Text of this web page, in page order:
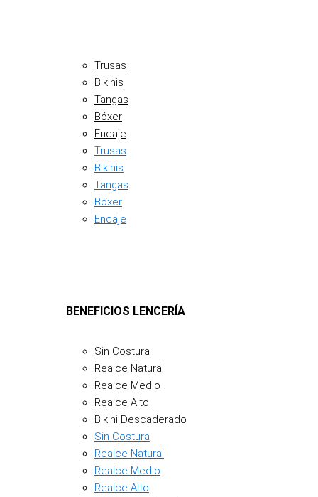
Trusas
Bikinis
Tangas
Bóxer
Encaje
Trusas
Bikinis
Tangas
Bóxer
Encaje
BENEFICIOS LENCERÍA
Sin Costura
Realce Natural
Realce Medio
Realce Alto
Bikini Descaderado
Sin Costura
Realce Natural
Realce Medio
Realce Alto